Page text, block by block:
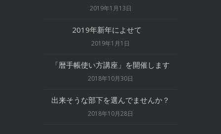
2019年1月13日
2019年新年によせて
2019年1月1日
「暦手帳使い方講座」を開催します
2018年10月30日
出来そうな部下を選んでませんか？
2018年10月28日